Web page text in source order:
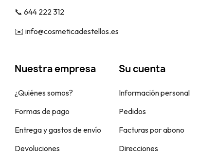
📞​ 644 222 312
✉️​ info@cosmeticadestellos.es
Nuestra empresa
¿Quiénes somos?
Formas de pago
Entrega y gastos de envío
Devoluciones
Su cuenta
Información personal
Pedidos
Facturas por abono
Direcciones